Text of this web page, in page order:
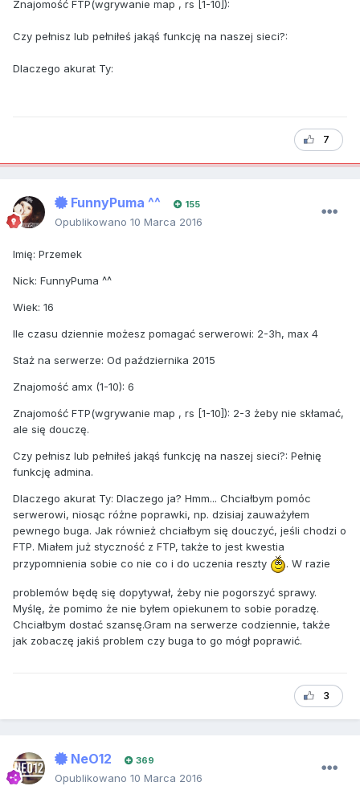
Znajomość FTP(wgrywanie map , rs [1-10]):
Czy pełnisz lub pełniłeś jakąś funkcję na naszej sieci?:
Dlaczego akurat Ty:
7
FunnyPuma ^^ 155
Opublikowano 10 Marca 2016
Imię: Przemek
Nick: FunnyPuma ^^
Wiek: 16
Ile czasu dziennie możesz pomagać serwerowi: 2-3h, max 4
Staż na serwerze: Od października 2015
Znajomość amx (1-10): 6
Znajomość FTP(wgrywanie map , rs [1-10]): 2-3 żeby nie skłamać,
ale się douczę.
Czy pełnisz lub pełniłeś jakąś funkcję na naszej sieci?: Pełnię
funkcję admina.
Dlaczego akurat Ty: Dlaczego ja? Hmm... Chciałbym pomóc
serwerowi, niosąc różne poprawki, np. dzisiaj zauważyłem
pewnego buga. Jak również chciałbym się douczyć, jeśli chodzi o
FTP. Miałem już styczność z FTP, także to jest kwestia
przypomnienia sobie co nie co i do uczenia reszty
. W razie
problemów będę się dopytywał, żeby nie pogorszyć sprawy.
Myślę, że pomimo że nie byłem opiekunem to sobie poradzę.
Chciałbym dostać szansę.Gram na serwerze codziennie, także
jak zobaczę jakiś problem czy buga to go mógł poprawić.
3
NeO12 369
Opublikowano 10 Marca 2016